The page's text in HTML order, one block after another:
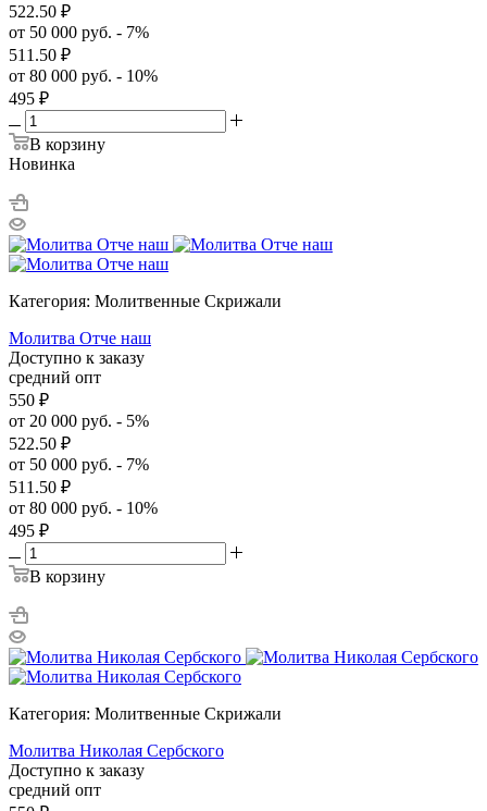
522.50 ₽
от 50 000 руб. - 7%
511.50 ₽
от 80 000 руб. - 10%
495 ₽
В корзину
Новинка
Категория: Молитвенные Скрижали
Молитва Отче наш
Доступно к заказу
средний опт
550 ₽
от 20 000 руб. - 5%
522.50 ₽
от 50 000 руб. - 7%
511.50 ₽
от 80 000 руб. - 10%
495 ₽
В корзину
Категория: Молитвенные Скрижали
Молитва Николая Сербского
Доступно к заказу
средний опт